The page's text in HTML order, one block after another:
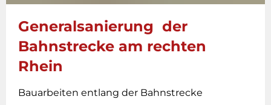
Generalsanierung der
Bahnstrecke am rechten
Rhein
Bauarbeiten entlang der Bahnstrecke